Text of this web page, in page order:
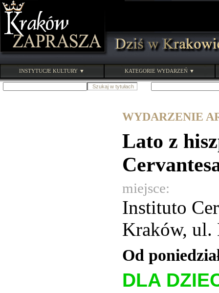
INSTYTUCJE KULTURY ▼ KATEGORIE WYDARZEŃ ▼
WYDARZENIE
Lato z
miejsce:
Instituto
Kraków, ul.
Od
DLA